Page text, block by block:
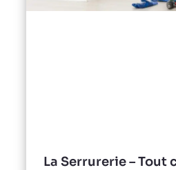
La Serrurerie – Tout